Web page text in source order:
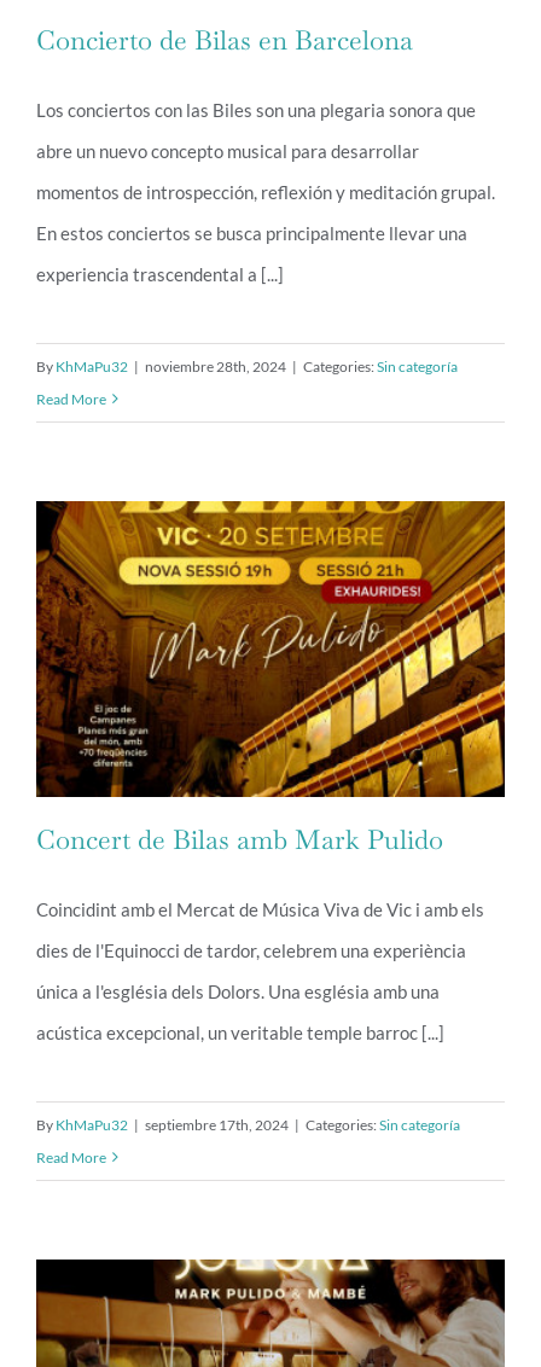
Concierto de Bilas en Barcelona
Los conciertos con las Biles son una plegaria sonora que
abre un nuevo concepto musical para desarrollar
momentos de introspección, reflexión y meditación grupal.
En estos conciertos se busca principalmente llevar una
experiencia trascendental a [...]
By KhMaPu32 | noviembre 28th, 2024 | Categories:Sin categoría
Read More
Concert de Bilas amb Mark Pulido
Coincidint amb el Mercat de Música Viva de Vic i amb els
dies de l'Equinocci de tardor, celebrem una experiència
única a l'església dels Dolors. Una església amb una
acústica excepcional, un veritable temple barroc [...]
By KhMaPu32 | septiembre 17th, 2024 | Categories:Sin categoría
Read More